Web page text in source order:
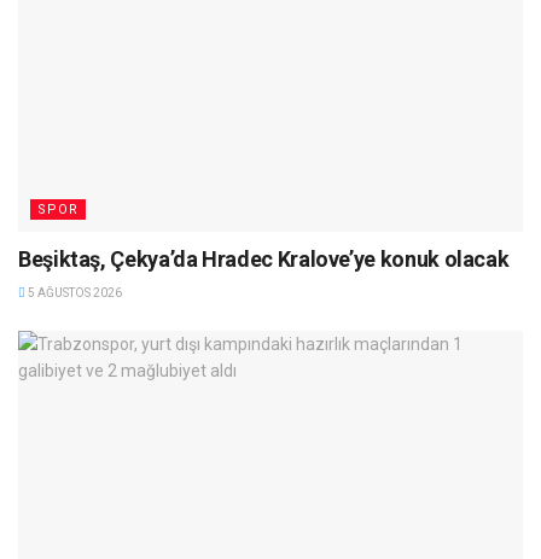
SPOR
Beşiktaş, Çekya’da Hradec Kralove’ye konuk olacak
5 AĞUSTOS 2026